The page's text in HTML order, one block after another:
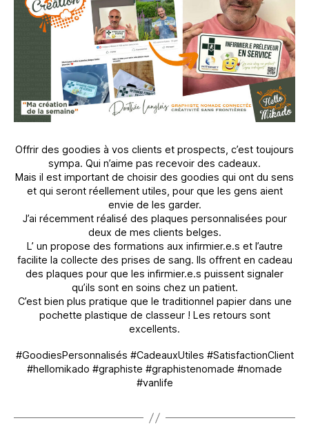
Offrir des goodies à vos clients et prospects, c’est toujours
sympa. Qui n’aime pas recevoir des cadeaux.
Mais il est important de choisir des goodies qui ont du sens
et qui seront réellement utiles, pour que les gens aient
envie de les garder.
J’ai récemment réalisé des plaques personnalisées pour
deux de mes clients belges.
L’ un propose des formations aux infirmier.e.s et l’autre
facilite la collecte des prises de sang. Ils offrent en cadeau
des plaques pour que les infirmier.e.s puissent signaler
qu’ils sont en soins chez un patient.
C’est bien plus pratique que le traditionnel papier dans une
pochette plastique de classeur ! Les retours sont
excellents.
#GoodiesPersonnalisés #CadeauxUtiles #SatisfactionClient
#hellomikado #graphiste #graphistenomade #nomade
#vanlife